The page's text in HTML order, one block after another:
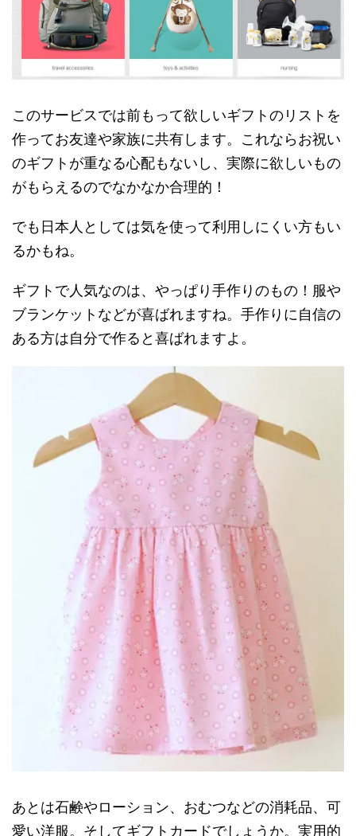
このサービスでは前もって欲しいギフトのリストを
作ってお友達や家族に共有します。これならお祝い
のギフトが重なる心配もないし、実際に欲しいもの
がもらえるのでなかなか合理的！
でも日本人としては気を使って利用しにくい方もい
るかもね。
ギフトで人気なのは、やっぱり手作りのもの！服や
ブランケットなどが喜ばれますね。手作りに自信の
ある方は自分で作ると喜ばれますよ。
あとは石鹸やローション、おむつなどの消耗品、可
愛い洋服。そしてギフトカードでしょうか。実用的